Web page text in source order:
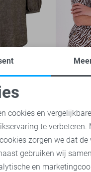
cookies
cookies
cookies
cookies en
te verbeteren.
zorgen we dat de
gebruiken wij
en